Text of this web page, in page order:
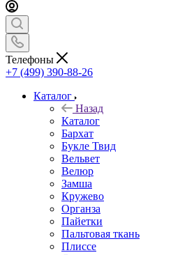
Телефоны
+7 (499) 390-88-26
Каталог
Назад
Каталог
Бархат
Букле Твид
Вельвет
Велюр
Замша
Кружево
Органза
Пайетки
Пальтовая ткань
Плиссе